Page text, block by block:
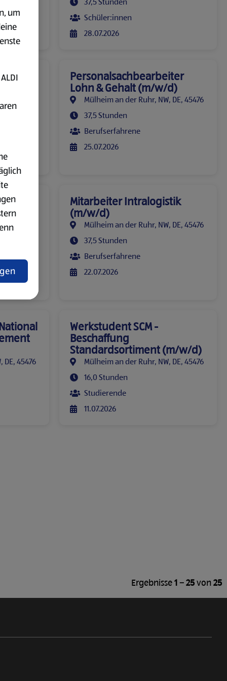
Schüler:innen
28.07.2026
-
45476
Personalsachbearbeiter
Lohn & Gehalt (m/w/d)
Mülheim an der Ruhr, NW, DE, 45476
37,5 Stunden
Berufserfahrene
25.07.2026
45476
Mitarbeiter Intralogistik
(m/w/d)
Mülheim an der Ruhr, NW, DE, 45476
37,5 Stunden
Berufserfahrene
22.07.2026
DE, 45476
Werkstudent SCM -
Beschaffung
Standardsortiment (m/w/d)
Mülheim an der Ruhr, NW, DE, 45476
16,0 Stunden
Studierende
11.07.2026
Ergebnisse1 – 25von25
um